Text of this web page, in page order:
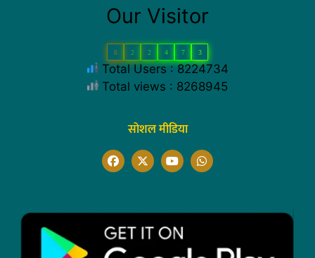
Our Visitor
8 2 2 4 7 3
Total Users : 8224734
Total views : 8268945
सोशल मीडिया